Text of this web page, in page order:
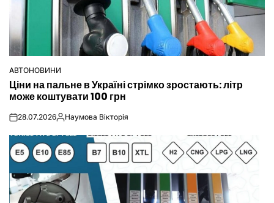
ОПУБЛІКУВАТИ
У
АВТОНОВИНИ
Ціни на пальне в Україні стрімко зростають: літр
може коштувати 100 грн
on28.07.2026Опубліковано
Наумова Вікторія